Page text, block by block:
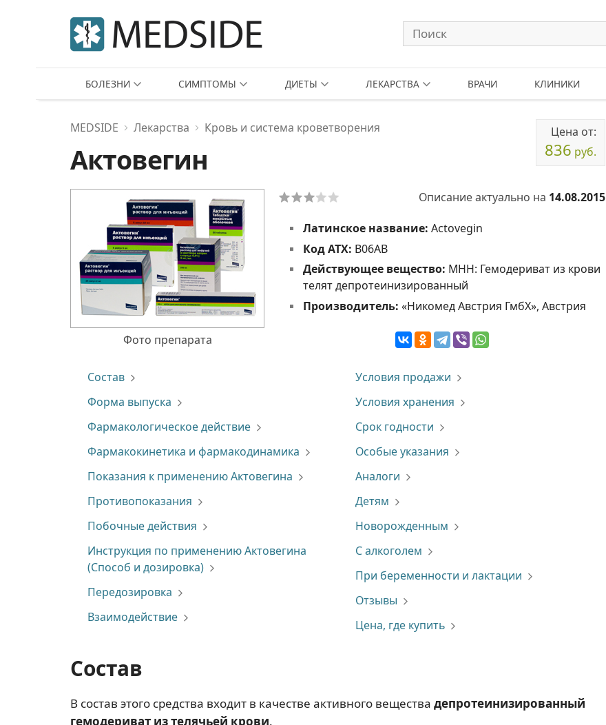
БОЛЕЗНИ СИМПТОМЫ ДИЕТЫ ЛЕКАРСТВА ВРАЧИ КЛИНИКИ
MEDSIDE Лекарства Кровь и система кроветворения
Актовегин
Цена от:
836 руб.
Фото препарата
Описание актуально на 14.08.2015
Латинское название: Actovegin
Код АТХ: B06AB
Действующее вещество: МНН: Гемодериват из крови
телят депротеинизированный
Производитель: «Никомед Австрия ГмбХ», Австрия
Состав
Форма выпуска
Фармакологическое действие
Фармакокинетика и фармакодинамика
Показания к применению Актовегина
Противопоказания
Побочные действия
Инструкция по применению Актовегина
(Способ и дозировка)
Передозировка
Взаимодействие
Условия продажи
Условия хранения
Срок годности
Особые указания
Аналоги
Детям
Новорожденным
С алкоголем
При беременности и лактации
Отзывы
Цена, где купить
Состав
В состав этого средства входит в качестве активного вещества депротеинизированный
гемодериват из телячьей крови.